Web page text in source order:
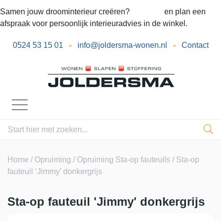
Samen jouw droominterieur creëren?
en plan een
afspraak voor persoonlijk interieuradvies in de winkel.
0524 53 15 01 - info@joldersma-wonen.nl - Contact
Home / Opruiming / Opruiming Sta-op fauteuils / Sta-op
fauteuil ‘Jimmy’ donkergrijs
Sta-op fauteuil 'Jimmy' donkergrijs